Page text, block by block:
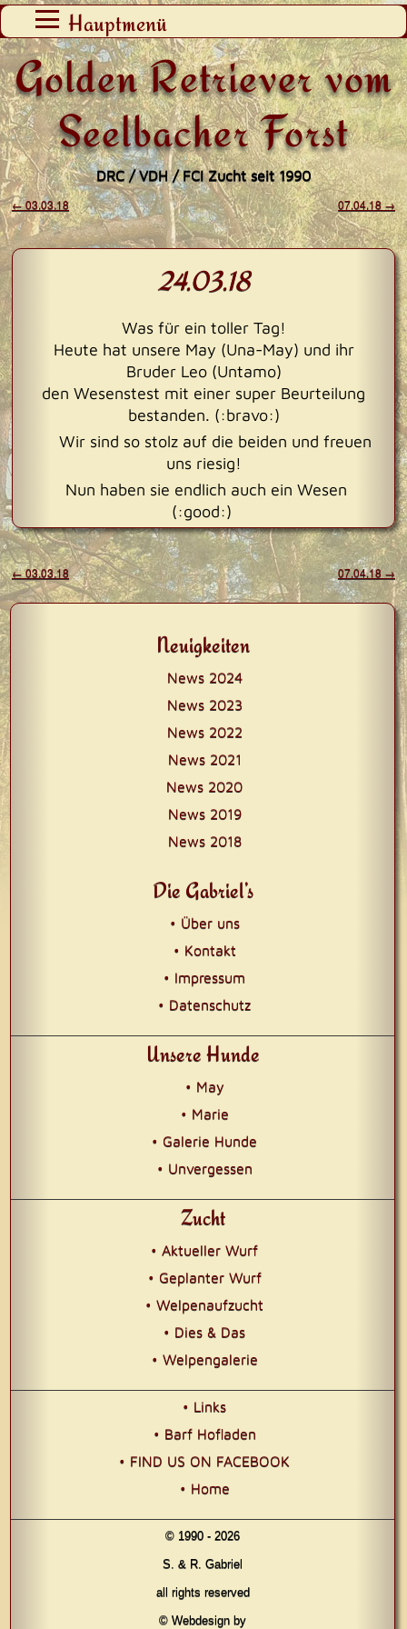
Golden Retriever vom
Seelbacher Forst
DRC / VDH / FCI Zucht seit 1990
Hauptmenü
Zum
Inhalt
springen
Beitragsnavigation
←03.03.18 07.04.18→
24.03.18
Was für ein toller Tag!
Heute hat unsere May (Una-May) und ihr
Bruder Leo (Untamo)
den Wesenstest mit einer super Beurteilung
bestanden. (:bravo:)
Wir sind so stolz auf die beiden und freuen
uns riesig!
Nun haben sie endlich auch ein Wesen
(:good:)
Beitragsnavigation
←03.03.18 07.04.18 →
Neuigkeiten
News 2024
News 2023
News 2022
News 2021
News 2020
News 2019
News 2018
Die Gabriel’s
• Über uns
• Kontakt
• Impressum
• Datenschutz
Unsere Hunde
• May
• Marie
• Galerie Hunde
• Unvergessen
Zucht
• Aktueller Wurf
• Geplanter Wurf
• Welpenaufzucht
• Dies & Das
• Welpengalerie
• Links
• Barf Hofladen
• FIND US ON FACEBOOK
• Home
© 1990 - 2026
S. & R. Gabriel
all rights reserved
© Webdesign by